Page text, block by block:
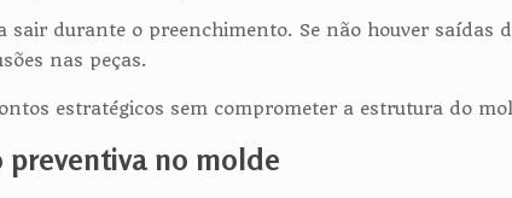
sair durante o preenchimento. Se não houver
nas peças.
estratégicos sem comprometer a estrutura do
preventiva no molde